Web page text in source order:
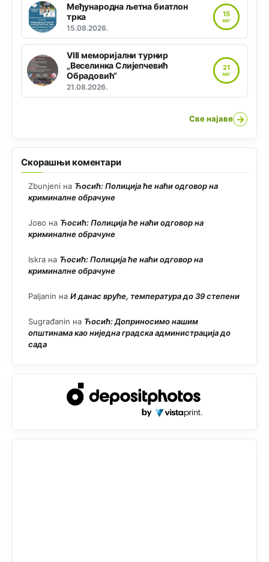
Међународна љетна биатлон
трка
15.08.2026.
15
АВГ
VIII меморијални турнир
„Веселинка Слијепчевић
Обрадовић“
21.08.2026.
21
АВГ
Све најаве →
Скорашњи коментари
Zbunjeni на Ћосић: Полиција ће наћи одговор на
криминалне обрачуне
Јово на Ћосић: Полиција ће наћи одговор на
криминалне обрачуне
Iskra на Ћосић: Полиција ће наћи одговор на
криминалне обрачуне
Paljanin на И данас вруће, температура до 39 степени
Sugrađanin на Ћосић: Доприносимо нашим
општинама као ниједна градска администрација до
сада